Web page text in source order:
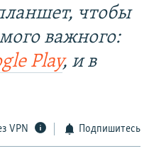
чтобы
важного:
Play, и в
VPN Подпишитесь